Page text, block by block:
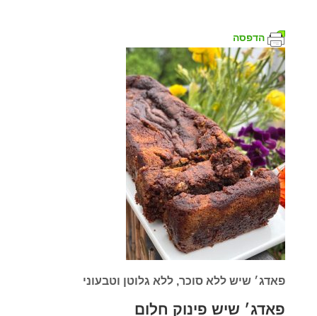
הדפסה
פאדג׳ שיש ללא סוכר, ללא גלוטן וטבעוני
פאדג׳ שיש פינוק חלום